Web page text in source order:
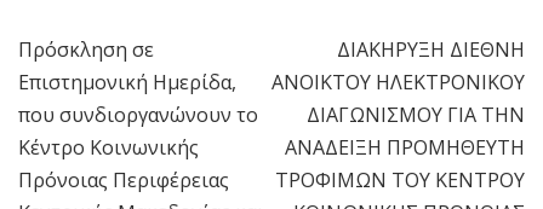
Πλοήγηση
άρθρων
Πρόσκληση σε
Επιστημονική Ημερίδα,
που συνδιοργανώνουν το
Κέντρο Κοινωνικής
Πρόνοιας Περιφέρειας
ΔΙΑΚΗΡΥΞΗ ΔΙΕΘΝΗ
ΑΝΟΙΚΤΟΥ ΗΛΕΚΤΡΟΝΙΚΟΥ
ΔΙΑΓΩΝΙΣΜΟΥ ΓΙΑ ΤΗΝ
ΑΝΑΔΕΙΞΗ ΠΡΟΜΗΘΕΥΤΗ
ΤΡΟΦΙΜΩΝ ΤΟΥ ΚΕΝΤΡΟΥ